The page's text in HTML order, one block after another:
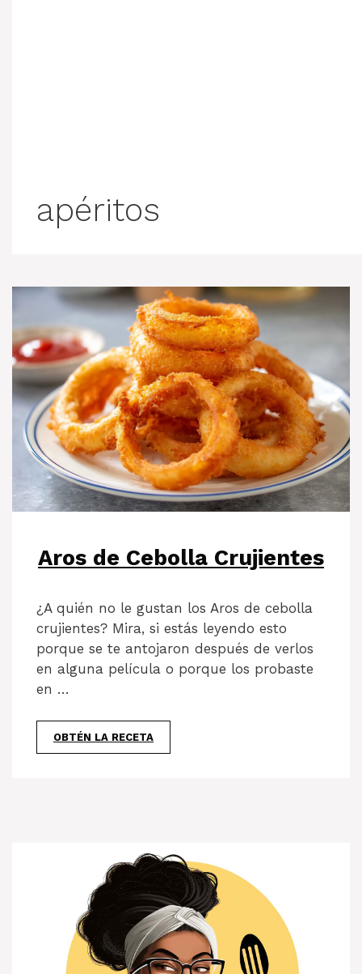
apéritos
Aros de Cebolla Crujientes
¿A quién no le gustan los Aros de cebolla
crujientes? Mira, si estás leyendo esto
porque se te antojaron después de verlos
en alguna película o porque los probaste
en …
OBTÉN LA RECETA